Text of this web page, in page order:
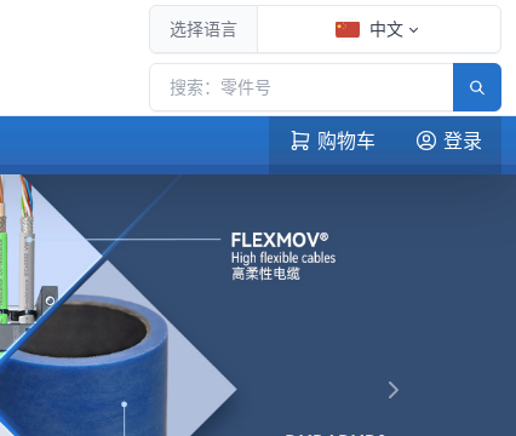
选择语言 中文
购物车 登录
下一张